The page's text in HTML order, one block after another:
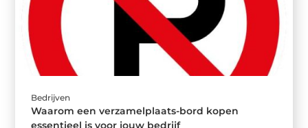
Bedrijven
Waarom een verzamelplaats-bord kopen
essentieel is voor jouw bedrijf